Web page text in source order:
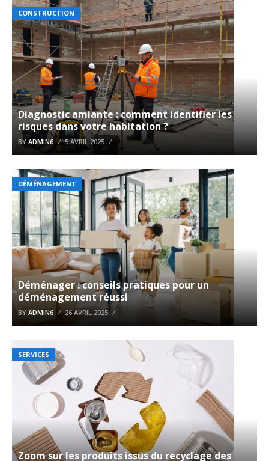
CONSTRUCTION
Diagnostic amiante : comment identifier les
risques dans votre habitation ?
BY ADMIN6 5 AVRIL 2025
DÉMÉNAGEMENT
Déménager : conseils pratiques pour un
déménagement réussi
BY ADMIN6 26 AVRIL 2025
SERVICES
Zoom sur les produits issus du recyclage des